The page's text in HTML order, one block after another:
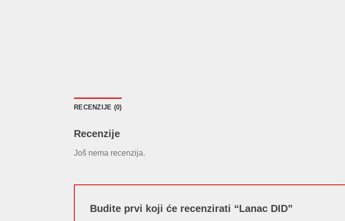
RECENZIJE (0)
Recenzije
Još nema recenzija.
Budite prvi koji će recenzirati “Lanac DID”